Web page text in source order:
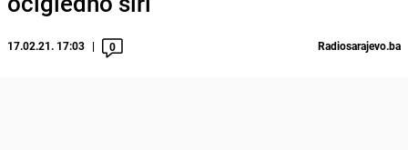
17.02.21. 17:03 0 Radiosarajevo.ba